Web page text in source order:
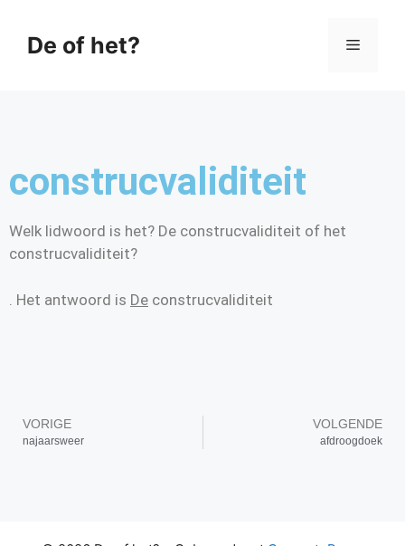
De of het?
construcvaliditeit
Welk lidwoord is het? De construcvaliditeit of het
construcvaliditeit?
. Het antwoord is De construcvaliditeit
VORIGE
najaarsweer
VOLGENDE
afdroogdoek